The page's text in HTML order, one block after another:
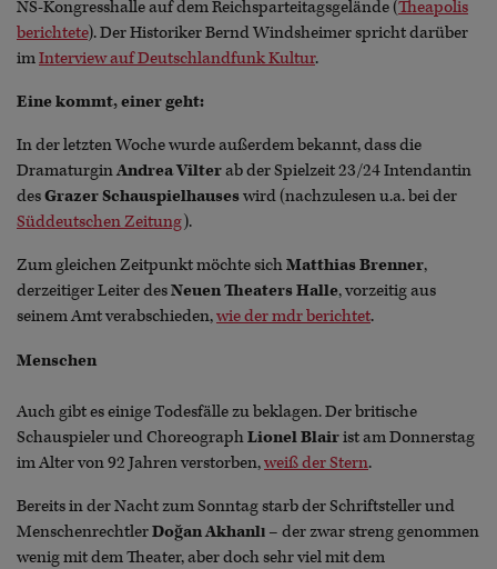
NS-Kongresshalle auf dem Reichsparteitagsgelände (Theapolis
berichtete). Der Historiker Bernd Windsheimer spricht darüber
imInterview auf Deutschlandfunk Kultur.
Eine kommt, einer geht:
In der letzten Woche wurde außerdem bekannt, dass die
DramaturginAndrea Vilterab der Spielzeit 23/24 Intendantin
desGrazer Schauspielhauseswird (nachzulesen u.a. bei der
Süddeutschen Zeitung).
Zum gleichen Zeitpunkt möchte sichMatthias Brenner,
derzeitiger Leiter desNeuen Theaters Halle, vorzeitig aus
seinem Amt verabschieden,wie der mdr berichtet.
Menschen
Auch gibt es einige Todesfälle zu beklagen. Der britische
Schauspieler und ChoreographLionel Blairist am Donnerstag
im Alter von 92 Jahren verstorben,weiß der Stern.
Bereits in der Nacht zum Sonntag starb der Schriftsteller und
MenschenrechtlerDoğan Akhanlı – der zwar streng genommen
wenig mit dem Theater, aber doch sehr viel mit dem